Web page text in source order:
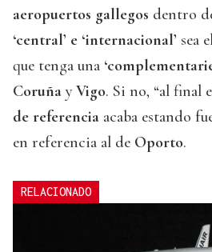
aeropuertos gallegos dentro
‘central’ e ‘internacional’ sea
que tenga una
Coruña yVigo. Si no, “al final
de referencia acaba estando
en referencia al de Oporto.
RELACIONADO